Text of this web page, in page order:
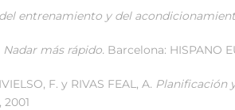
entrenamiento y del
Nadar más rápido. Barcelona: HISPANO
F. y RIVAS FEAL, A. Planificación